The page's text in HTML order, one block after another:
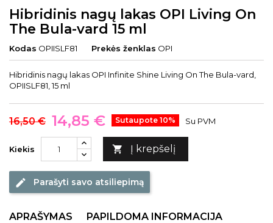
Hibridinis nagų lakas OPI Living On
The Bula-vard 15 ml
Kodas OPIISLF81 Prekės ženklas OPI
Hibridinis nagų lakas OPI Infinite Shine Living On The Bula-vard,
OPIISLF81, 15 ml
16,50 € 14,85 € Sutaupote 10% Su PVM
Kiekis  Į krepšelį
edit Parašyti savo atsiliepimą
APRAŠYMAS PAPILDOMA INFORMACIJA